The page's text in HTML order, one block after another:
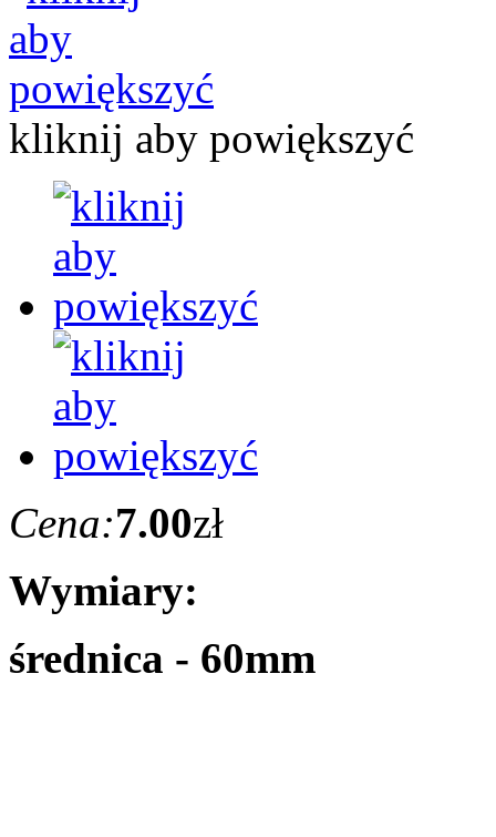
kliknij aby powiększyć
Cena:7.00zł
Wymiary:
średnica - 60mm